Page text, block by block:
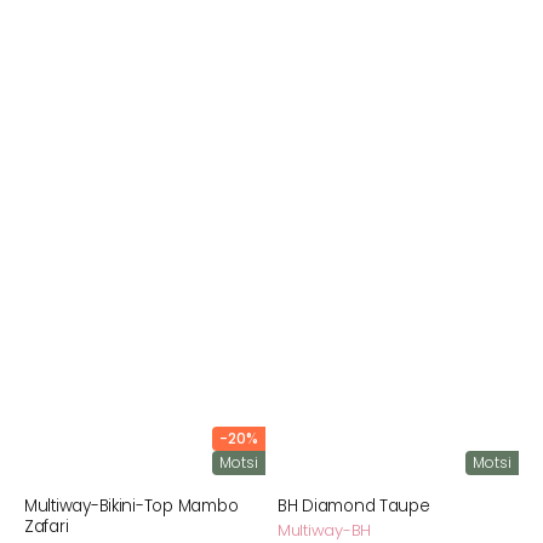
-20%
Motsi
Multiway-Bikini-Top Mambo
Zafari
Motsi
BH Diamond Taupe
Multiway-BH